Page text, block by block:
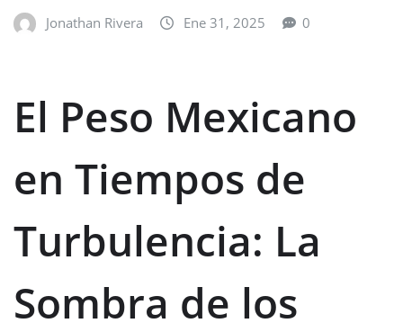
Jonathan Rivera Ene 31, 2025 0
El Peso Mexicano
en Tiempos de
Turbulencia: La
Sombra de los